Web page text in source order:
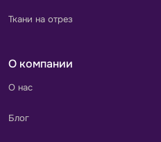
Ткани на отрез
О компании
О нас
Блог